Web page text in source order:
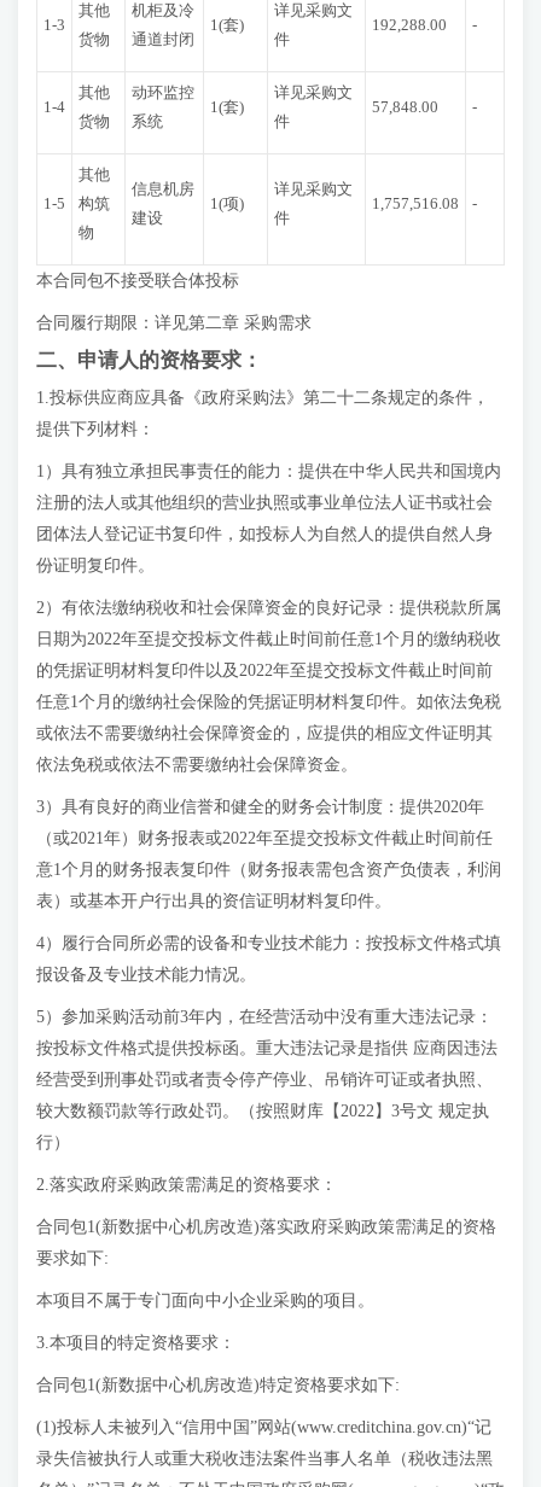
1-3
其他
货物
机柜及冷
通道封闭
1(套)
详见采购文
件
192,288.00 -
1-4
其他
货物
动环监控
系统
1(套)
详见采购文
件
57,848.00 -
1-5
其他
构筑
物
信息机房
建设
1(项)
详见采购文
件
1,757,516.08 -
本合同包不接受联合体投标
合同履行期限：详见第二章 采购需求
二、申请人的资格要求：
1.投标供应商应具备《政府采购法》第二十二条规定的条件，
提供下列材料：
1）具有独立承担民事责任的能力：提供在中华人民共和国境内
注册的法人或其他组织的营业执照或事业单位法人证书或社会
团体法人登记证书复印件，如投标人为自然人的提供自然人身
份证明复印件。
2）有依法缴纳税收和社会保障资金的良好记录：提供税款所属
日期为2022年至提交投标文件截止时间前任意1个月的缴纳税收
的凭据证明材料复印件以及2022年至提交投标文件截止时间前
任意1个月的缴纳社会保险的凭据证明材料复印件。如依法免税
或依法不需要缴纳社会保障资金的，应提供的相应文件证明其
依法免税或依法不需要缴纳社会保障资金。
3）具有良好的商业信誉和健全的财务会计制度：提供2020年
（或2021年）财务报表或2022年至提交投标文件截止时间前任
意1个月的财务报表复印件（财务报表需包含资产负债表，利润
表）或基本开户行出具的资信证明材料复印件。
4）履行合同所必需的设备和专业技术能力：按投标文件格式填
报设备及专业技术能力情况。
5）参加采购活动前3年内，在经营活动中没有重大违法记录：
按投标文件格式提供投标函。重大违法记录是指供 应商因违法
经营受到刑事处罚或者责令停产停业、吊销许可证或者执照、
较大数额罚款等行政处罚。（按照财库【2022】3号文 规定执
行）
2.落实政府采购政策需满足的资格要求：
合同包1(新数据中心机房改造)落实政府采购政策需满足的资格
要求如下:
本项目不属于专门面向中小企业采购的项目。
3.本项目的特定资格要求：
合同包1(新数据中心机房改造)特定资格要求如下:
(1)投标人未被列入“信用中国”网站(www.creditchina.gov.cn)“记
录失信被执行人或重大税收违法案件当事人名单（税收违法黑